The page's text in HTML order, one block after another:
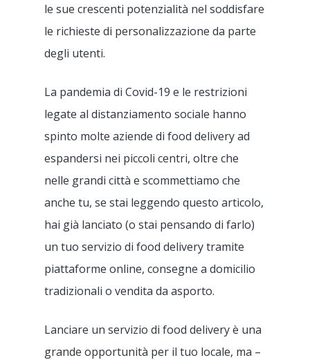
le sue crescenti potenzialità nel soddisfare
le richieste di personalizzazione da parte
degli utenti.
La pandemia di Covid-19 e le restrizioni
legate al distanziamento sociale hanno
spinto molte aziende di food delivery ad
espandersi nei piccoli centri, oltre che
nelle grandi città e scommettiamo che
anche tu, se stai leggendo questo articolo,
hai già lanciato (o stai pensando di farlo)
un tuo servizio di food delivery tramite
piattaforme online, consegne a domicilio
tradizionali o vendita da asporto.
Lanciare un servizio di food delivery è una
grande opportunità per il tuo locale, ma –